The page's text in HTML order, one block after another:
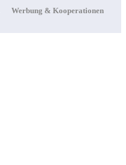
Werbung & Kooperationen